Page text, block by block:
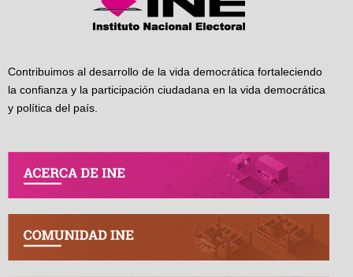
Contribuimos al desarrollo de la vida democrática fortaleciendo
la confianza y la participación ciudadana en la vida democrática
y política del país.